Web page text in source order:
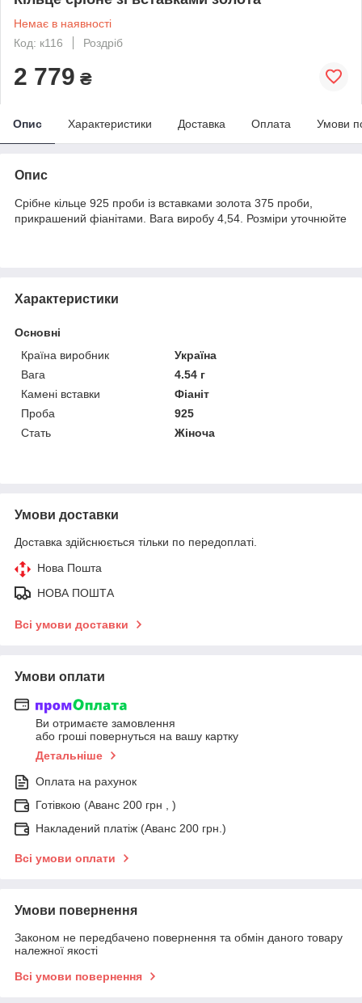
Немає в наявності
Код: к116
Роздріб
2 779 ₴
Опис Характеристики Доставка Оплата Умови
Опис
Срібне кільце 925 проби із вставками золота 375 проби,
прикрашений фіанітами. Вага виробу 4,54. Розміри уточнюйте
Характеристики
Основні
Країна виробник
Україна
Вага
4.54 г
Камені вставки
Фіаніт
Проба
925
Стать
Жіноча
Умови доставки
Доставка здійснюється тільки по передоплаті.
Нова Пошта
НОВА ПОШТА
Всі умови доставки
Умови оплати
Ви отримаєте замовлення
або гроші повернуться на вашу картку
Детальніше
Оплата на рахунок
Готівкою (Аванс 200 грн , )
Накладений платіж (Аванс 200 грн.)
Всі умови оплати
Умови повернення
Законом не передбачено повернення та обмін даного товару
належної якості
Всі умови повернення